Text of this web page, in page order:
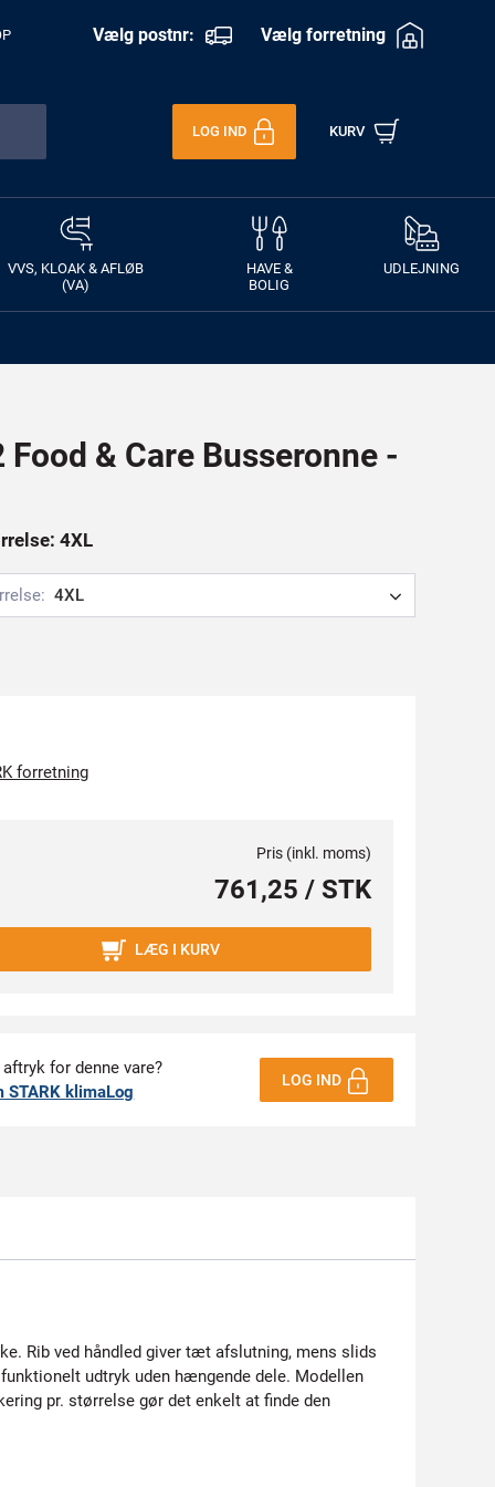
Vælg postnr: Vælg forretning
LOG IND KURV
VVS, KLOAK & AFLØB
(VA)
HAVE &
BOLIG
UDLEJNING
Food & Care Busseronne -
4XL
4XL
forretning
Pris (inkl. moms)
761,25 / STK
LÆG I KURV
aftryk for denne vare?
STARK klimaLog
LOG IND
Rib ved håndled giver tæt afslutning, mens slids
udtryk uden hængende dele. Modellen
pr. størrelse gør det enkelt at finde den